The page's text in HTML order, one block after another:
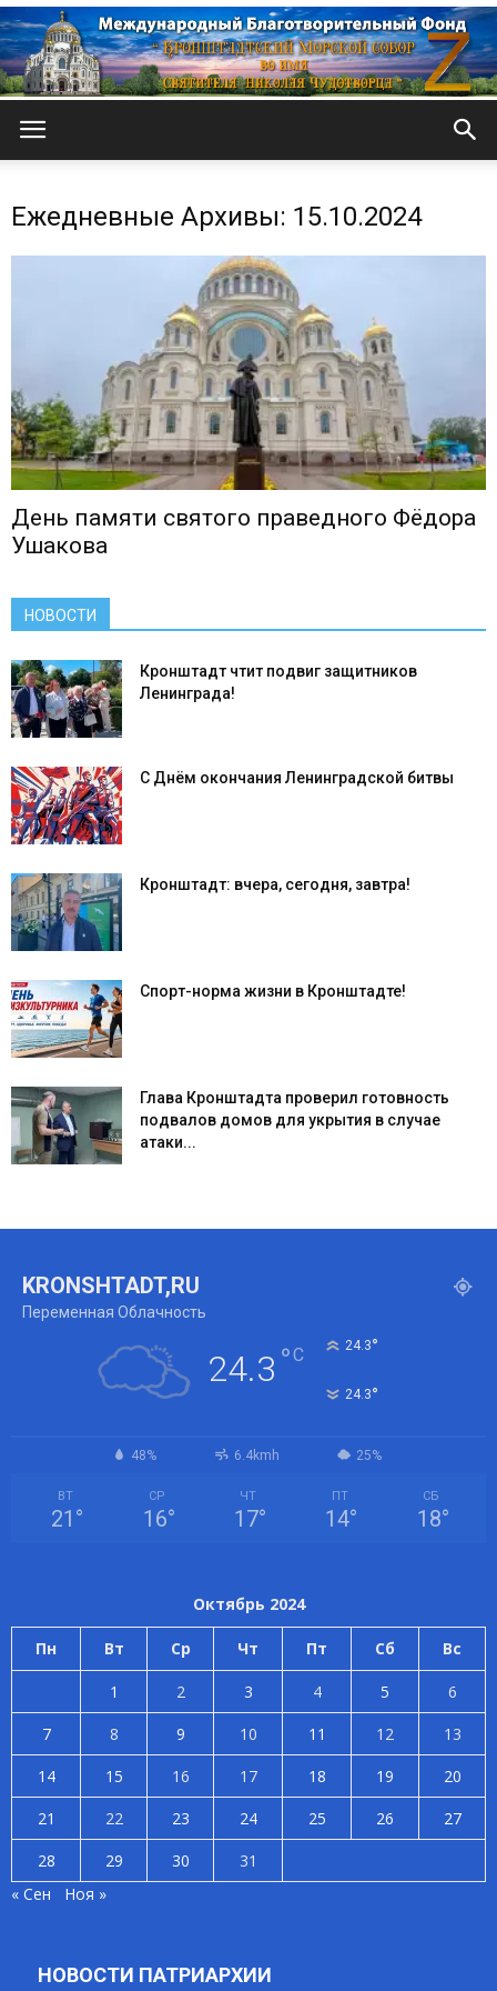
собор
Ежедневные Архивы: 15.10.2024
День памяти святого праведного Фёдора
Ушакова
НОВОСТИ
Кронштадт чтит подвиг защитников
Ленинграда!
С Днём окончания Ленинградской битвы
Кронштадт: вчера, сегодня, завтра!
Спорт-норма жизни в Кронштадте!
Глава Кронштадта проверил готовность
подвалов домов для укрытия в случае
атаки...
KRONSHTADT,RU
Переменная Облачность
24.3 °C 24.3°
24.3°
48% 6.4kmh 25%
ВТ
21 °
СР
16°
ЧТ
17°
ПТ
14°
СБ
18°
Октябрь 2024
Пн Вт Ср Чт Пт Сб Вс
1 2 3 4 5
6
7
8 9 10 11 12
13
14
15 16 17 18 19
20
21
22 23 24 25 26
27
28
29 30
31
« Сен
Ноя »
НОВОСТИ ПАТРИАРХИИ